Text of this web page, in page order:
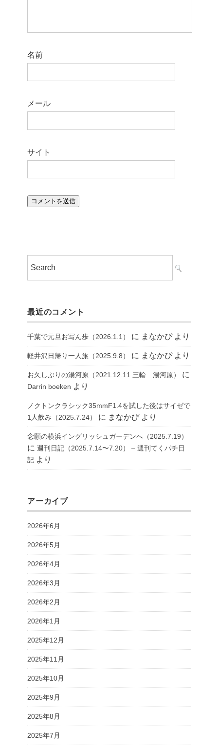
名前
メール
サイト
最近のコメント
千葉で元旦お写ん歩（2026.1.1） に まなかぴより
軽井沢日帰り一人旅（2025.9.8） に まなかぴより
お久しぶりの湯河原（2021.12.11 三輪 湯河原） に
Darrin boeken より
ノクトンクラシック35mmF1.4を試した後はサイゼで
1人飲み（2025.7.24）
に まなかぴより
念願の横浜イングリッシュガーデンへ（2025.7.19）
に 週刊日記（2025.7.14〜7.20） – 週刊てくパチ日
記 より
アーカイブ
2026年6月
2026年5月
2026年4月
2026年3月
2026年2月
2026年1月
2025年12月
2025年11月
2025年10月
2025年9月
2025年8月
2025年7月